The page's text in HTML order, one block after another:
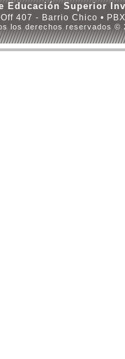
Educación Superior
407 - Barrio Chico •
los derechos reservados ©